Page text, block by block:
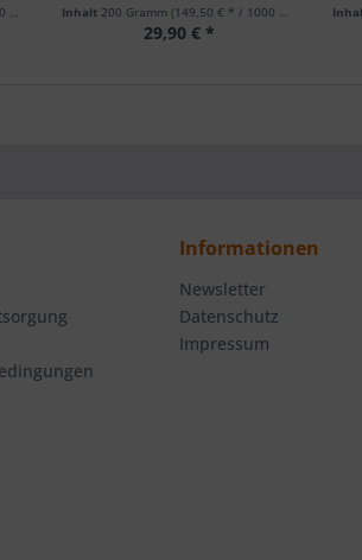
Inhalt200 Gramm(149,50 € * / 1000 Gramm)
29,90 € *
Informationen
Newsletter
Datenschutz
Impressum